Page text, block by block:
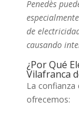
Penedès
de
causando
¿Por Qué
Vilafranca
La confianza
ofrecemos: